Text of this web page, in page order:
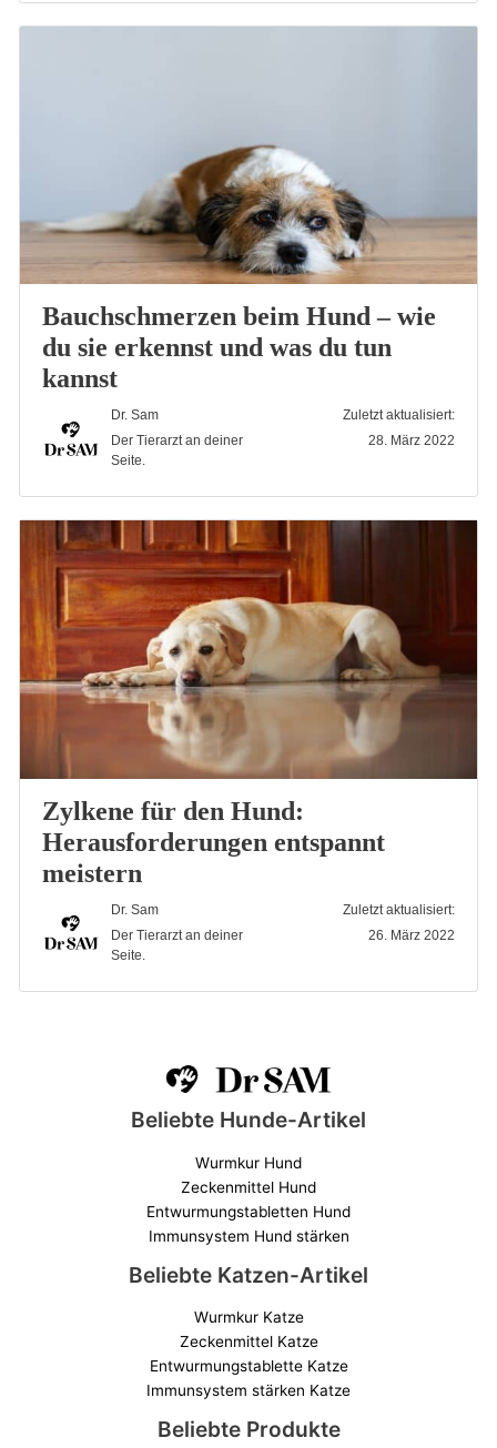
Bauchschmerzen beim Hund – wie
du sie erkennst und was du tun
kannst
Dr. Sam
Der Tierarzt an deiner
Seite.
Zuletzt aktualisiert:
28. März 2022
Zylkene für den Hund:
Herausforderungen entspannt
meistern
Dr. Sam
Der Tierarzt an deiner
Seite.
Zuletzt aktualisiert:
26. März 2022
Beliebte Hunde-Artikel
Wurmkur Hund
Zeckenmittel Hund
Entwurmungstabletten Hund
Immunsystem Hund stärken
Beliebte Katzen-Artikel
Wurmkur Katze
Zeckenmittel Katze
Entwurmungstablette Katze
Immunsystem stärken Katze
Beliebte Produkte